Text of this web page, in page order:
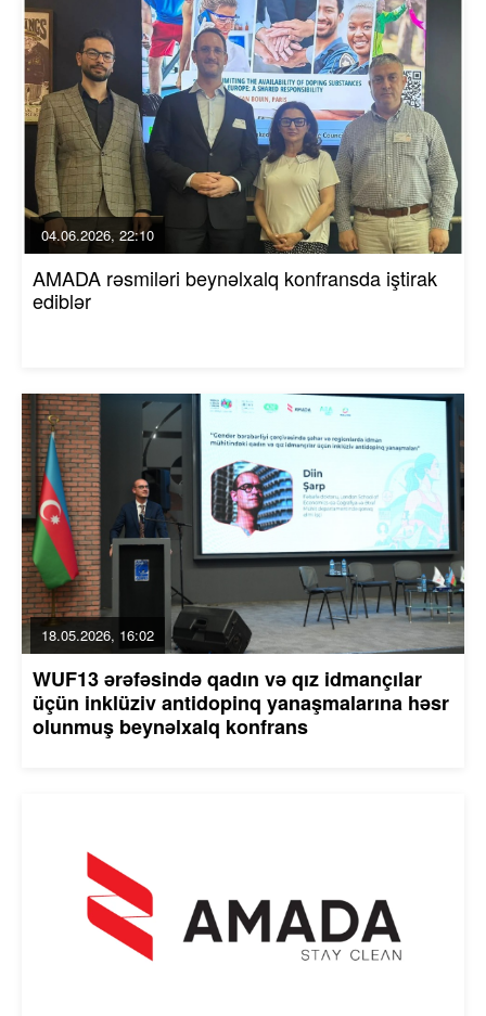
04.06.2026, 22:10
AMADA rəsmiləri beynəlxalq konfransda iştirak
ediblər
18.05.2026, 16:02
WUF13 ərəfəsində qadın və qız idmançılar
üçün inklüziv antidopinq yanaşmalarına həsr
olunmuş beynəlxalq konfrans